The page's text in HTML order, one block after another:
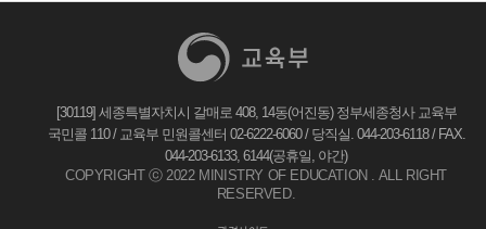
[30119] 세종특별자치시 갈매로 408, 14동(어진동) 정부세종청사 교육부
국민콜 110 / 교육부 민원콜센터 02-6222-6060 / 당직실. 044-203-6118 / FAX.
044-203-6133, 6144(공휴일, 야간)
COPYRIGHT ⓒ 2022 MINISTRY OF EDUCATION . ALL RIGHT
RESERVED.